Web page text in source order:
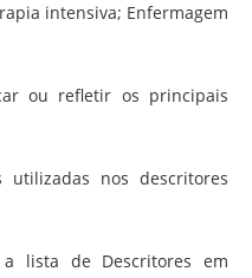
intensiva; Enfermagem
ou refletir os principais
utilizadas nos descritores
a lista de Descritores em